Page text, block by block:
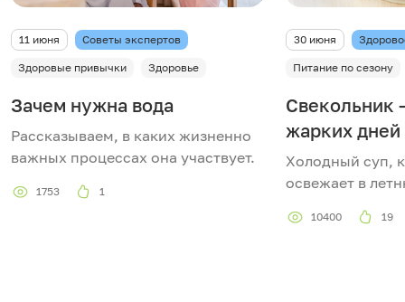
11 июня Советы экспертов
Здоровые привычки Здоровье
Зачем нужна вода
Рассказываем, в каких жизненно
важных процессах она участвует.
1753 1
30 июня
Питание по сезону
Свекольник
жарких дней
Холодный суп,
освежает в
10400 19